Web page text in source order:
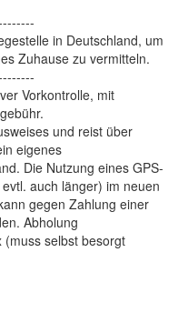
in Deutschland, um
Zuhause zu vermitteln.
Vorkontrolle, mit
und reist über
eigenes
Die Nutzung eines GPS-
auch länger) im neuen
gegen Zahlung einer
Abholung
(muss selbst besorgt